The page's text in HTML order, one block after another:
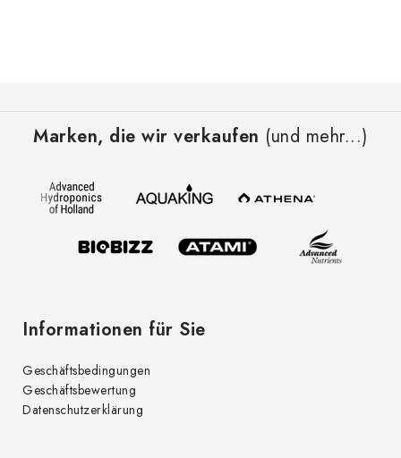
Marken, die wir verkaufen (und mehr...)
Informationen für Sie
Geschäftsbedingungen
Geschäftsbewertung
Datenschutzerklärung